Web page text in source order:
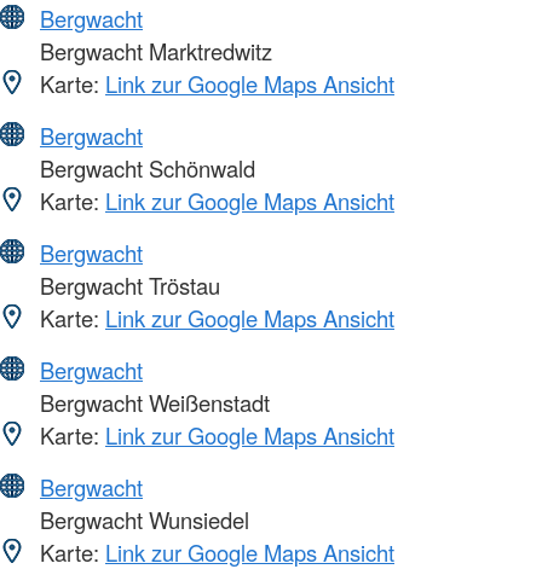
Bergwacht
Bergwacht Marktredwitz
Karte: Link zur Google Maps Ansicht
Bergwacht
Bergwacht Schönwald
Karte: Link zur Google Maps Ansicht
Bergwacht
Bergwacht Tröstau
Karte: Link zur Google Maps Ansicht
Bergwacht
Bergwacht Weißenstadt
Karte: Link zur Google Maps Ansicht
Bergwacht
Bergwacht Wunsiedel
Karte: Link zur Google Maps Ansicht